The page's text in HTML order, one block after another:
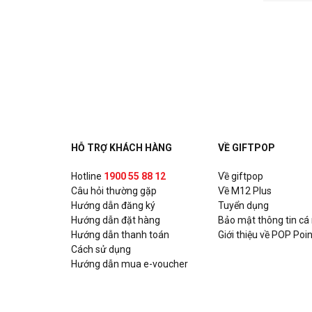
HỖ TRỢ KHÁCH HÀNG
Hotline 1900 55 88 12
Câu hỏi thường gặp
Hướng dẫn đăng ký
Hướng dẫn đặt hàng
Hướng dẫn thanh toán
Cách sử dụng
Hướng dẫn mua e-voucher
VỀ GIFTPOP
Về giftpop
Về M12 Plus
Tuyển dụng
Bảo mật thông tin cá
Giới thiệu về POP